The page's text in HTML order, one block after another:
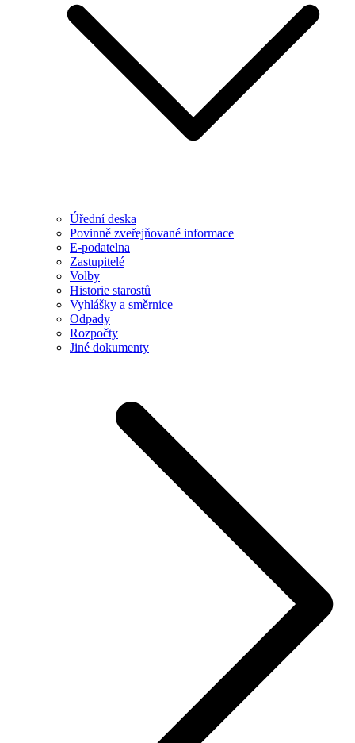
Úřední deska
Povinně zveřejňované informace
E-podatelna
Zastupitelé
Volby
Historie starostů
Vyhlášky a směrnice
Odpady
Rozpočty
Jiné dokumenty